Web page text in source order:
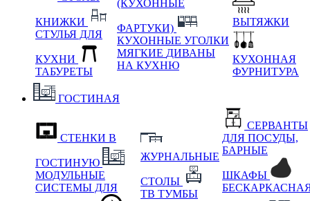
КНИЖКИ
СТУЛЬЯ ДЛЯ
КУХНИ
ТАБУРЕТЫ
(КУХОННЫЕ
ФАРТУКИ)
КУХОННЫЕ УГОЛКИ
МЯГКИЕ ДИВАНЫ
НА КУХНЮ
ВЫТЯЖКИ
КУХОННАЯ
ФУРНИТУРА
ГОСТИНАЯ
СТЕНКИ В
ГОСТИНУЮ
МОДУЛЬНЫЕ
СИСТЕМЫ ДЛЯ
ЖУРНАЛЬНЫЕ
СТОЛЫ
ТВ ТУМБЫ
СЕРВАНТЫ
ДЛЯ ПОСУДЫ,
БАРНЫЕ
ШКАФЫ